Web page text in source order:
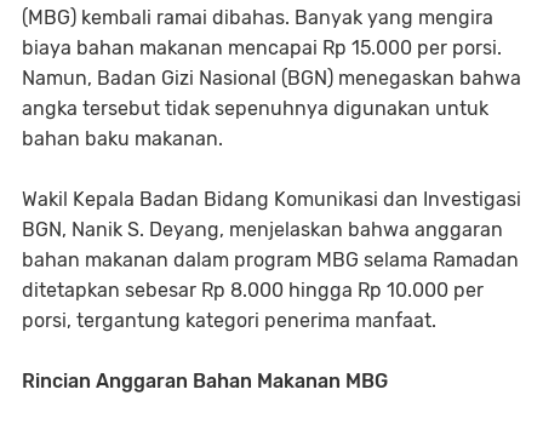
(MBG) kembali ramai dibahas. Banyak yang mengira
biaya bahan makanan mencapai Rp 15.000 per porsi.
Namun, Badan Gizi Nasional (BGN) menegaskan bahwa
angka tersebut tidak sepenuhnya digunakan untuk
bahan baku makanan.
Wakil Kepala Badan Bidang Komunikasi dan Investigasi
BGN, Nanik S. Deyang, menjelaskan bahwa anggaran
bahan makanan dalam program MBG selama Ramadan
ditetapkan sebesar Rp 8.000 hingga Rp 10.000 per
porsi, tergantung kategori penerima manfaat.
Rincian Anggaran Bahan Makanan MBG